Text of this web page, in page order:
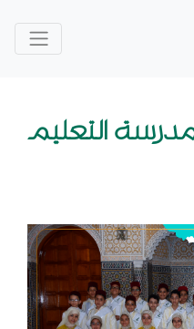
التعليم